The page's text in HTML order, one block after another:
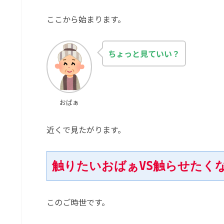
ここから始まります。
おばぁ
ちょっと見ていい？
近くで見たがります。
触りたいおばぁVS触らせたく
このご時世です。